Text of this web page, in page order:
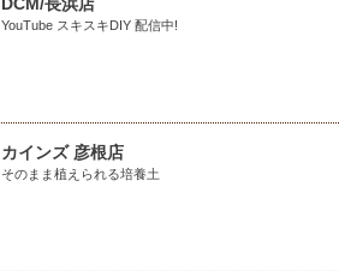
YouTube スキスキDIY 配信中!
カインズ 彦根店
そのまま植えられる培養土